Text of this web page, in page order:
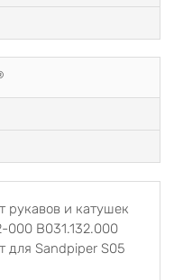
рукавов и катушек
000 B031.132.000
для Sandpiper S05